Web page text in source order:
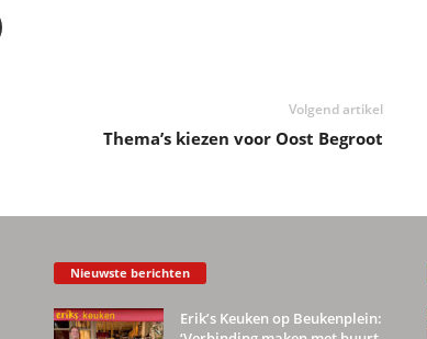
Volgend artikel
Thema’s kiezen voor Oost Begroot
Nieuwste berichten
Erik’s Keuken op Beukenplein: